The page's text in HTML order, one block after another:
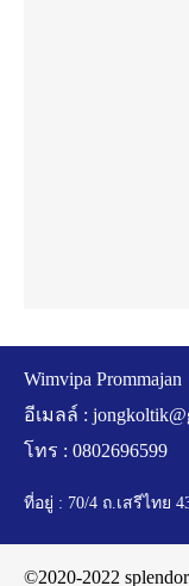
Wimvipa Prommajan
อีเมลล์ :
โทร : 0802696599
ที่อยู่ : 70/4 ถ.เสรีไทย
©2020-2022